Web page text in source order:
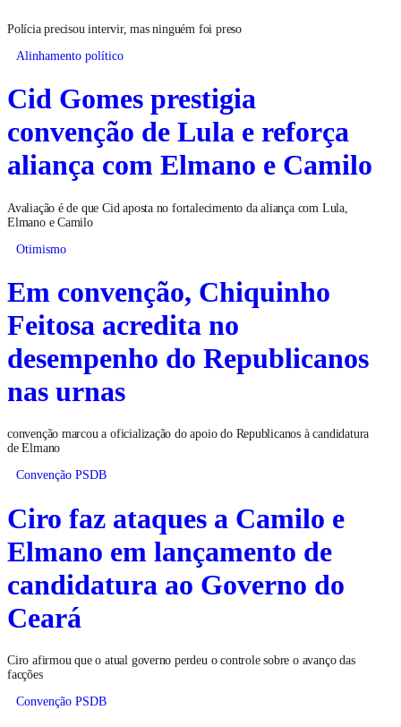
Polícia precisou intervir, mas ninguém foi preso
Alinhamento político
Cid Gomes prestigia
convenção de Lula e reforça
aliança com Elmano e Camilo
Avaliação é de que Cid aposta no fortalecimento da aliança com Lula,
Elmano e Camilo
Otimismo
Em convenção, Chiquinho
Feitosa acredita no
desempenho do Republicanos
nas urnas
convenção marcou a oficialização do apoio do Republicanos à candidatura
de Elmano
Convenção PSDB
Ciro faz ataques a Camilo e
Elmano em lançamento de
candidatura ao Governo do
Ceará
Ciro afirmou que o atual governo perdeu o controle sobre o avanço das
facções
Convenção PSDB